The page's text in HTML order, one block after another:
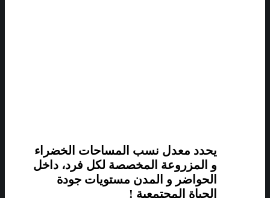
يحدد معدل نسب المساحات الخضراء
و المزروعة المخصصة لكل فرد، داخل
الحواضر و المدن مستويات جودة
الحياة المجتمعية !